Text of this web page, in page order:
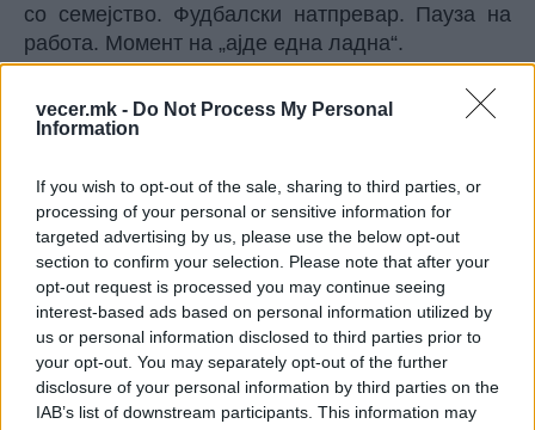
vecer.mk - Do Not Process My Personal
Information
If you wish to opt-out of the sale, sharing to third parties, or
processing of your personal or sensitive information for
targeted advertising by us, please use the below opt-out
section to confirm your selection. Please note that after your
opt-out request is processed you may continue seeing
interest-based ads based on personal information utilized by
us or personal information disclosed to third parties prior to
your opt-out. You may separately opt-out of the further
disclosure of your personal information by third parties on the
IAB’s list of downstream participants. This information may
со семејство. Фудбалски натпревар. Пауза на
работа. Момент на „ајде една ладна“.
А, можеби токму затоа брендот преживеал
толку долго – затоа што успеал да стане дел од
емоциите, не само од фрижидерот.
Кока-Кола воопшто не била голем хит според
денешни мерила. Се продавале околу девет
пијалаци дневно. Но со време, со силен
маркетинг, препознатлива амбалажа и
постојано присуство, пијалакот прераснал во
еден од најмоќните светски брендови.
Кока-Кола станала пример како производот
може да стане култура.
Не е само пијалак. Не е само газирана вода со